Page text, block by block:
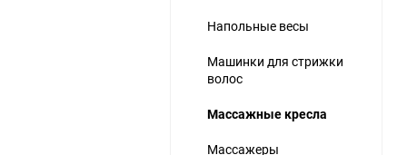
Напольные весы
Машинки для стрижки
волос
Массажные кресла
Массажеры